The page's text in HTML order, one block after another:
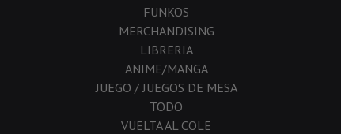
FUNKOS
MERCHANDISING
LIBRERIA
ANIME/MANGA
JUEGO / JUEGOS DE MESA
TODO
VUELTA AL COLE